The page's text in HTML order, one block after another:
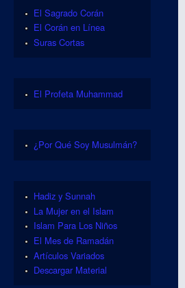
El Sagrado Corán
El Corán en Línea
Suras Cortas
El Profeta Muhammad
¿Por Qué Soy Musulmán?
Hadiz y Sunnah
La Mujer en el Islam
Islam Para Los Niños
El Mes de Ramadán
Artículos Variados
Descargar Material